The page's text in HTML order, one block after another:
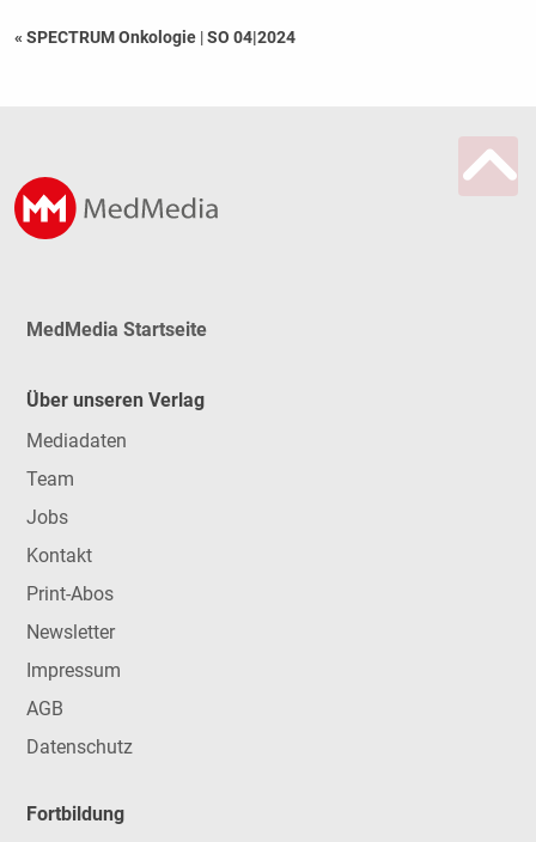
« SPECTRUM Onkologie |SO 04|2024
MedMedia Startseite
Über unseren Verlag
Mediadaten
Team
Jobs
Kontakt
Print-Abos
Newsletter
Impressum
AGB
Datenschutz
Fortbildung